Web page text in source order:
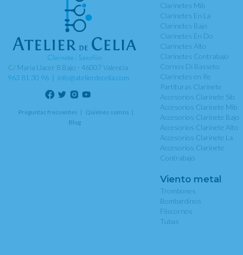
C/ Maria Llacer 8 Bajo - 46007 Valencia
963 81 30 96| info@atelierdecelia.com
Preguntas frecuentes
Quiénes somos
Blog
Clarinetes Mib
Clarinetes En La
Clarinetes Bajo
Clarinetes En Do
Clarinetes Alto
Clarinetes Contrabajo
Cornos Di Basseto
Clarinetes en Re
Partituras Clarinete
Accesorios Clarinete Sib
Accesorios Clarinete Mib
Accesorios Clarinete Bajo
Accesorios Clarinete Alto
Accesorios Clarinete La
Accesorios Clarinete
Contrabajo
Viento metal
Trombones
Bombardinos
Fliscornos
Tubas